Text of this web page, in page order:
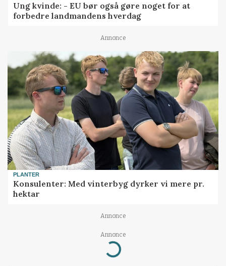
Ung kvinde: - EU bør også gøre noget for at
forbedre landmandens hverdag
Annonce
PLANTER
Konsulenter: Med vinterbyg dyrker vi mere pr.
hektar
Annonce
Annonce
Loading...